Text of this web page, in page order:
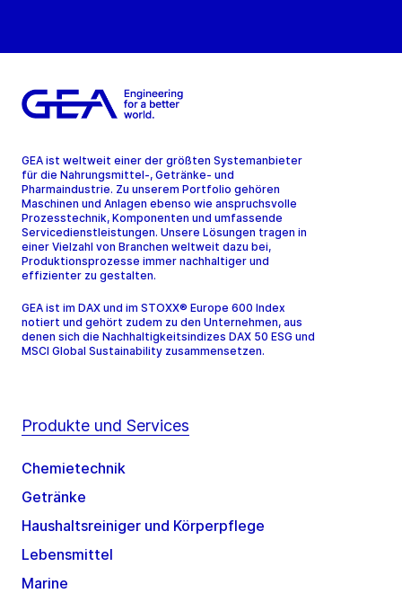
GEA ist weltweit einer der größten Systemanbieter
für die Nahrungsmittel-, Getränke- und
Pharmaindustrie. Zu unserem Portfolio gehören
Maschinen und Anlagen ebenso wie anspruchsvolle
Prozesstechnik, Komponenten und umfassende
Servicedienstleistungen. Unsere Lösungen tragen in
einer Vielzahl von Branchen weltweit dazu bei,
Produktionsprozesse immer nachhaltiger und
effizienter zu gestalten.
GEA ist im DAX und im STOXX® Europe 600 Index
notiert und gehört zudem zu den Unternehmen, aus
denen sich die Nachhaltigkeitsindizes DAX 50 ESG und
MSCI Global Sustainability zusammensetzen.
Produkte und Services
Chemietechnik
Getränke
Haushaltsreiniger und Körperpflege
Lebensmittel
Marine